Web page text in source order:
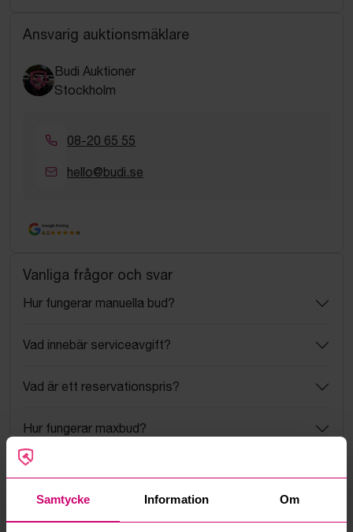
Samtycke Information Om
Ansvarig auktionsmäklare
Budi Auktioner
Stockholm
08-20 65 55
hello@budi.se
Google Rating
4.5
Vanliga frågor och svar
Hur fungerar manuella bud?
Vad innebär serviceavgift?
Vad är ett reservationspris?
Hur fungerar maxbud?
Hur fungerar budmotorn?